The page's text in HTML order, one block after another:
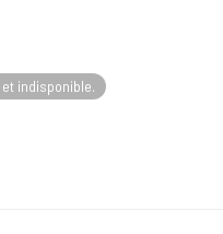
indisponible.